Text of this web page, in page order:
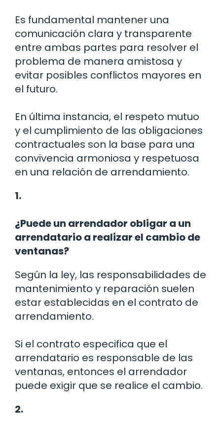
Es fundamental mantener una
comunicación clara y transparente
entre ambas partes para resolver el
problema de manera amistosa y
evitar posibles conflictos mayores en
el futuro.
En última instancia, el respeto mutuo
y el cumplimiento de las obligaciones
contractuales son la base para una
convivencia armoniosa y respetuosa
en una relación de arrendamiento.
1.
¿Puede un arrendador obligar a un
arrendatario a realizar el cambio de
ventanas?
Según la ley, las responsabilidades de
mantenimiento y reparación suelen
estar establecidas en el contrato de
arrendamiento.
Si el contrato especifica que el
arrendatario es responsable de las
ventanas, entonces el arrendador
puede exigir que se realice el cambio.
2.